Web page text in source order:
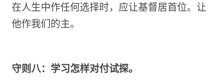
在人生中作任何选择时，应让基督居首位。让
他作我们的主。
守则八：学习怎样对付试探。